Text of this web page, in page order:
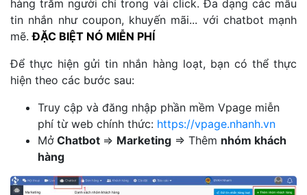
hàng trăm người chỉ trong vài click. Đa dạng các mẫu
tin nhắn như coupon, khuyến mãi... với chatbot mạnh
mẽ.ĐẶC BIỆT NÓ MIỄN PHÍ
Để thực hiện gửi tin nhắn hàng loạt, bạn có thể thực
hiện theo các bước sau:
Truy cập và đăng nhập phần mềm Vpage miễn
phí từ web chính thức: https://vpage.nhanh.vn
Mở Chatbot => Marketing => Thêm nhóm khách
hàng